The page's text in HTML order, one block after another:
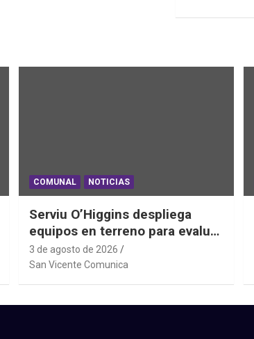
COMUNAL NOTICIAS
Serviu O’Higgins despliega
equipos en terreno para evaluar
daños habitacionales tras el
Sistema Frontal
3 de agosto de 2026
San Vicente Comunica